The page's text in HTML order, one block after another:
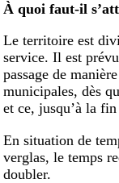
À quoi faut-il
Le territoire est
service. Il est
passage de
municipales, dès
et ce, jusqu’à la
En situation de
verglas, le temps
doubler.